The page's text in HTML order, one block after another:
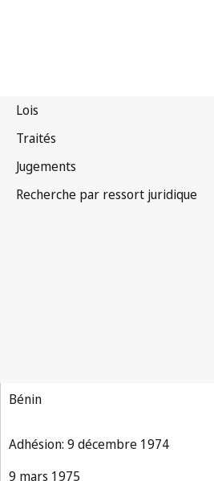
Bénin
Adhésion: 9 décembre 1974
9 mars 1975